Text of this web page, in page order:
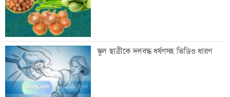
মেহেরপুর সীমান্তে নারীসহ ৫ জনকে পুশইনের
চেষ্টা, বিজিবির প্রতিরোধে ব্যর্থ
স্কুল ছাত্রীকে দলবদ্ধ ধর্ষণসহ ভিডিও ধারণ